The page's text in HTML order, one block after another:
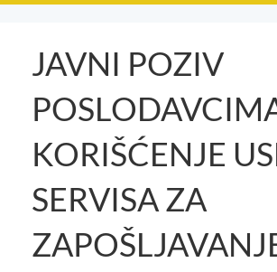
JAVNI POZIV
KORIŠĆENJE
SERVISA ZA